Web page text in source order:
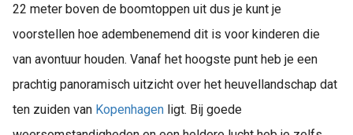
22 meter boven de boomtoppen uit dus je kunt je
voorstellen hoe adembenemend dit is voor kinderen die
van avontuur houden. Vanaf het hoogste punt heb je een
prachtig panoramisch uitzicht over het heuvellandschap dat
ten zuiden van Kopenhagen ligt. Bij goede